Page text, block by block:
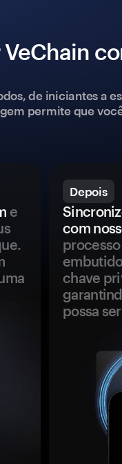
de iniciantes a
permite que
e
Depois
com
chave
possa